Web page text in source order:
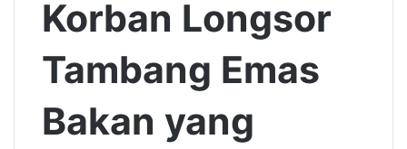
Korban Longsor
Tambang Emas
Bakan yang